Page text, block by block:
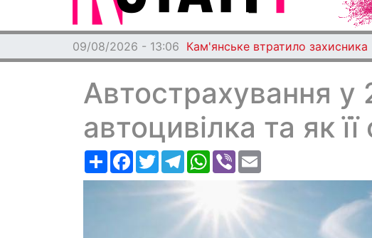
09/08/2026 - 13:06 Кам'янське втратило захисника
Автострахування у
автоцивілка та як
РесурсFacebook
TwitterTelegramWhatsApp
Viber